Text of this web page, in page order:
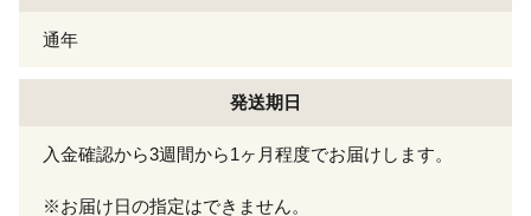
通年
発送期日
入金確認から3週間から1ヶ月程度でお届けします。
※お届け日の指定はできません。